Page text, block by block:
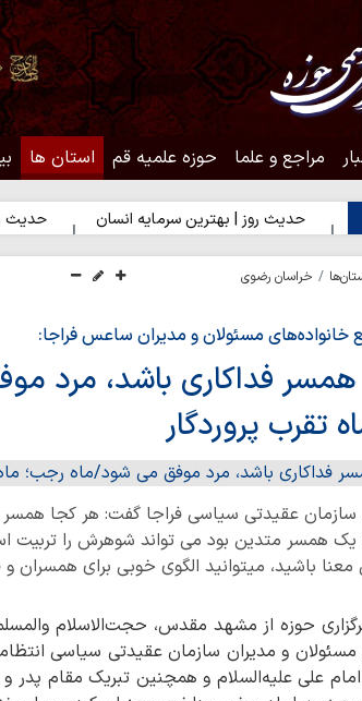
مراجع و علما حوزه علمیه قم استان ها
روز | بهترین سرمایه انسان حدیث روز |
خراسان رضوی
خانواده‌های مسئولان و مدیران ساعس فراجا:
فداکاری باشد، مرد
تقرب پروردگار
عقیدتی سیاسی فراجا گفت: هر کجا همسر
همسر متدین بود می تواند شوهرش را تربیت
معنا باشید، میتوانید الگوی خوبی برای همسران
حوزه از مشهد مقدس، حجت‌الاسلام
مسئولان و مدیران سازمان عقیدتی سیاسی
امام علی علیه‌السلام و همچنین تبریک مقام